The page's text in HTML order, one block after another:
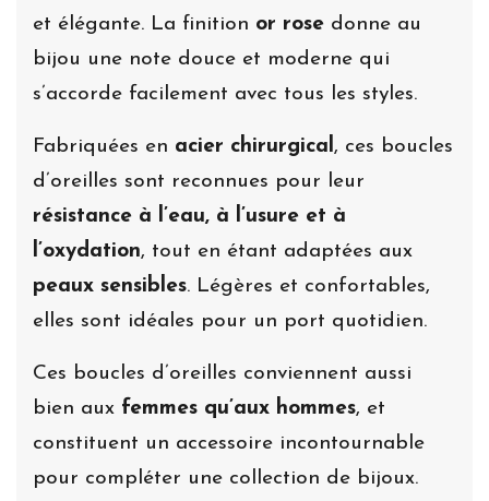
et élégante. La finition or rose donne au
bijou une note douce et moderne qui
s’accorde facilement avec tous les styles.
Fabriquées en acier chirurgical , ces boucles
d’oreilles sont reconnues pour leur
résistance à l’eau, à l’usure et à
l’oxydation, tout en étant adaptées aux
peaux sensibles. Légères et confortables,
elles sont idéales pour un port quotidien.
Ces boucles d’oreilles conviennent aussi
bien aux femmes qu’aux hommes, et
constituent un accessoire incontournable
pour compléter une collection de bijoux.